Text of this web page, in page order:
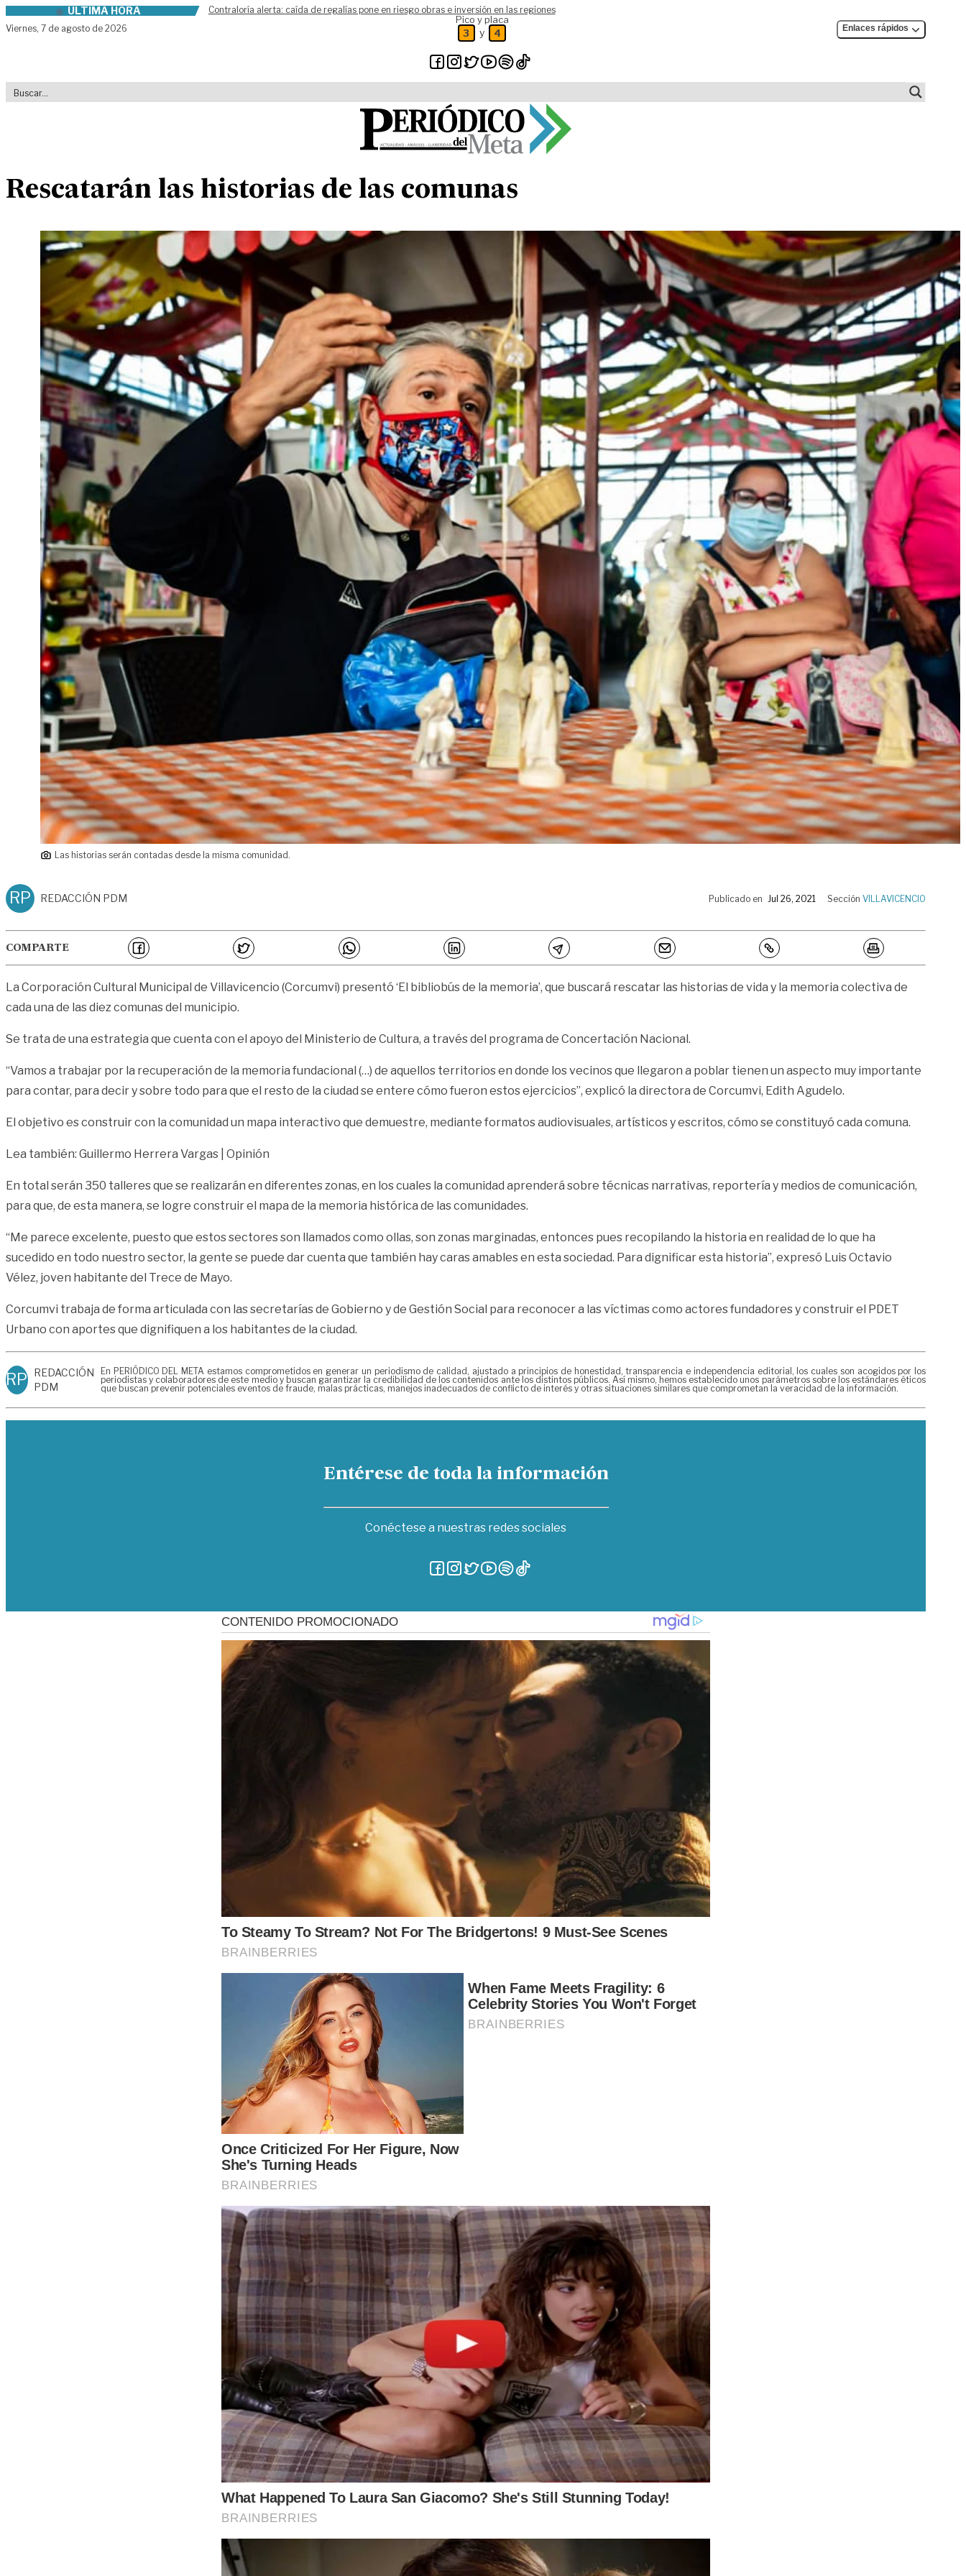
Skip to contentÚLTIMA HORA
Contraloría alerta: caída de regalías pone en riesgo obras e inversión en las regiones
Viernes, 7 de agosto de 2026
Pico y placa
3 y 4 Enlaces rápidos
Rescatarán las historias de las comunas
Las historias serán contadas desde la misma comunidad.
RP REDACCIÓN PDM Publicado en Jul 26, 2021 Sección VILLAVICENCIO
COMPARTE
La Corporación Cultural Municipal de Villavicencio (Corcumvi) presentó ‘El bibliobús de la memoria’, que buscará rescatar las historias de vida y la memoria colectiva de
cada una de las diez comunas del municipio.
Se trata de una estrategia que cuenta con el apoyo del Ministerio de Cultura, a través del programa de Concertación Nacional.
“Vamos a trabajar por la recuperación de la memoria fundacional (…) de aquellos territorios en donde los vecinos que llegaron a poblar tienen un aspecto muy importante
para contar, para decir y sobre todo para que el resto de la ciudad se entere cómo fueron estos ejercicios”, explicó la directora de Corcumvi, Edith Agudelo.
El objetivo es construir con la comunidad un mapa interactivo que demuestre, mediante formatos audiovisuales, artísticos y escritos, cómo se constituyó cada comuna.
Lea también: Guillermo Herrera Vargas | Opinión
En total serán 350 talleres que se realizarán en diferentes zonas, en los cuales la comunidad aprenderá sobre técnicas narrativas, reportería y medios de comunicación,
para que, de esta manera, se logre construir el mapa de la memoria histórica de las comunidades.
“Me parece excelente, puesto que estos sectores son llamados como ollas, son zonas marginadas, entonces pues recopilando la historia en realidad de lo que ha
sucedido en todo nuestro sector, la gente se puede dar cuenta que también hay caras amables en esta sociedad. Para dignificar esta historia”, expresó Luis Octavio
Vélez, joven habitante del Trece de Mayo.
Corcumvi trabaja de forma articulada con las secretarías de Gobierno y de Gestión Social para reconocer a las víctimas como actores fundadores y construir el PDET
Urbano con aportes que dignifiquen a los habitantes de la ciudad.
RP REDACCIÓN
PDM
En PERIÓDICO DEL META estamos comprometidos en generar un periodismo de calidad, ajustado a principios de honestidad, transparencia e independencia editorial, los cuales son acogidos por los
periodistas y colaboradores de este medio y buscan garantizar la credibilidad de los contenidos ante los distintos públicos. Así mismo, hemos establecido unos parámetros sobre los estándares éticos
que buscan prevenir potenciales eventos de fraude, malas prácticas, manejos inadecuados de conflicto de interés y otras situaciones similares que comprometan la veracidad de la información.
Entérese de toda la información
Conéctese a nuestras redes sociales